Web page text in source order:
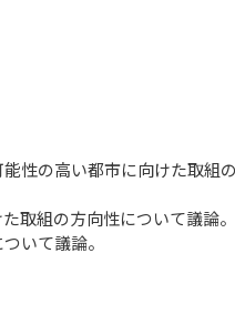
性の高い都市に向けた取組
取組の方向性について議論。
いて議論。